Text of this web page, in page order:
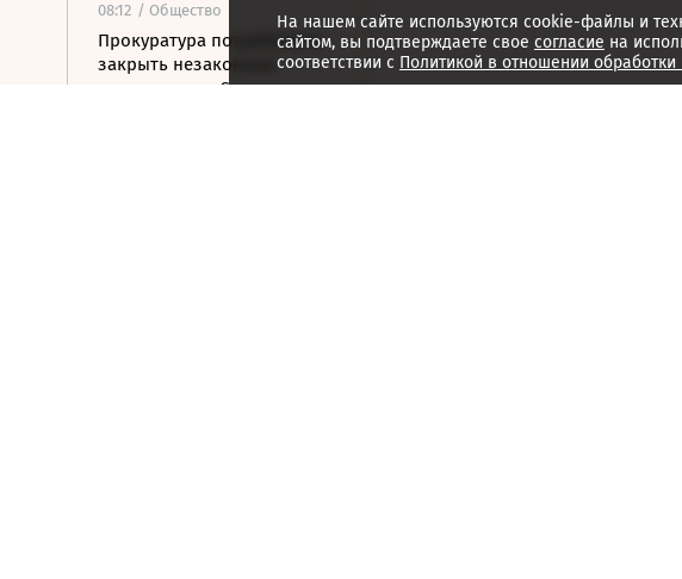
08:12 / Общество
Прокуратура потребовала
закрыть незаконные
пансионаты в Стрельне
На нашем сайте используются cookie-файлы и
сайтом, вы подтверждаете свое согласие на
соответствии с Политикой в отношении